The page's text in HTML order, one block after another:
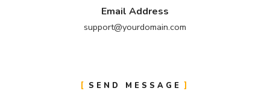
Email Address
support@yourdomain.com
SEND MESSAGE